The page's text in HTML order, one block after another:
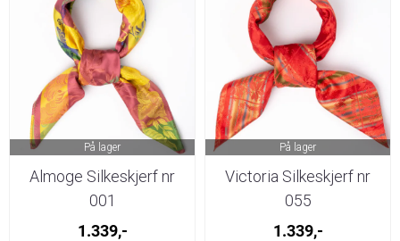
På lager
Almoge Silkeskjerf nr
001
1.339,-
På lager
Victoria Silkeskjerf nr
055
1.339,-